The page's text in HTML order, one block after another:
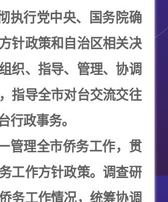
执行党中央、国务院确
针政策和自治区相关决
织、指导、管理、协调
指导全市对台交流交往
行政事务。
管理全市侨务工作，贯
工作方针政策。调查研
务工作情况，统筹协调